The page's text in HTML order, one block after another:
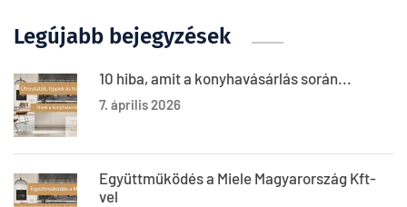
Legújabb bejegyzések
10 hiba, amit a konyhavásárlás során...
7. április 2026
Együttműködés a Miele Magyarország Kft-
vel